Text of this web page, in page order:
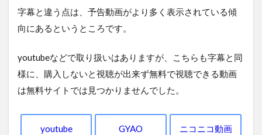
字幕と違う点は、予告動画がより多く表示されている傾
向にあるというところです。
youtubeなどで取り扱いはありますが、こちらも字幕と同
様に、購入しないと視聴が出来ず無料で視聴できる動画
は無料サイトでは見つかりませんでした。
youtube GYAO ニコニコ動画